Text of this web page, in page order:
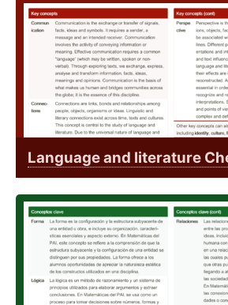
Language and literature